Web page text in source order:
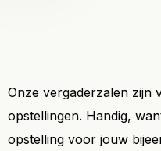
Onze vergaderzalen zijn
opstellingen. Handig,
opstelling voor jouw